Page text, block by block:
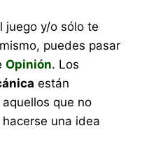
juego y/o sólo te
puedes pasar
Opinión. Los
están
que no
una idea